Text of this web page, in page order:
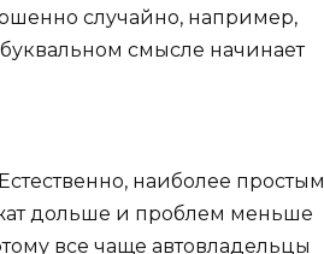
случайно, например,
смысле начинает
наиболее простым
дольше и проблем меньше
все чаще автовладельцы